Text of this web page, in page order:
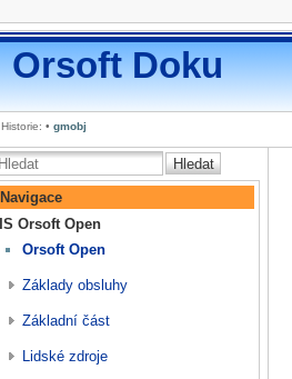
Orsoft Doku
Historie: • gmobj
Hledat
Navigace
IS Orsoft Open
Orsoft Open
Základy obsluhy
Základní část
Lidské zdroje